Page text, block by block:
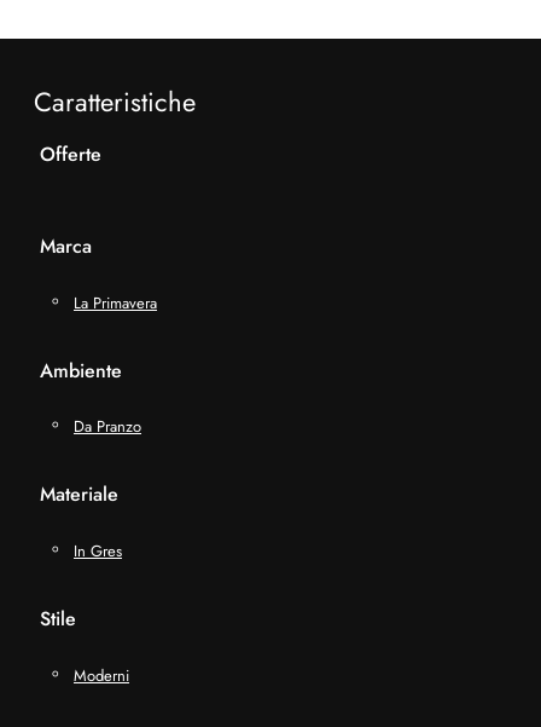
Caratteristiche
Offerte
Marca
La Primavera
Ambiente
Da Pranzo
Materiale
In Gres
Stile
Moderni